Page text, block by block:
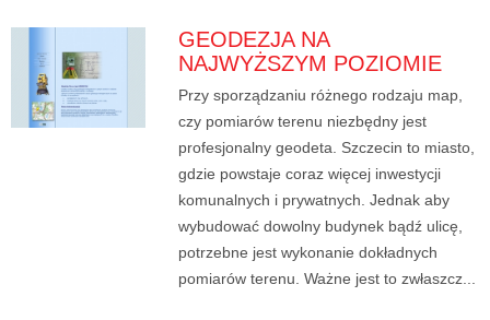
GEODEZJA NA
NAJWYŻSZYM POZIOMIE
Przy sporządzaniu różnego rodzaju map,
czy pomiarów terenu niezbędny jest
profesjonalny geodeta. Szczecin to miasto,
gdzie powstaje coraz więcej inwestycji
komunalnych i prywatnych. Jednak aby
wybudować dowolny budynek bądź ulicę,
potrzebne jest wykonanie dokładnych
pomiarów terenu. Ważne jest to zwłaszcz...